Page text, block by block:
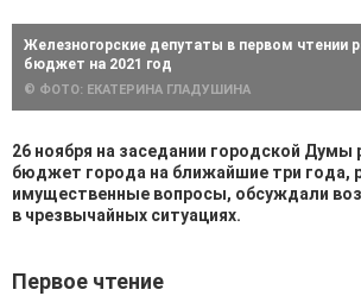
Железногорские депутаты в первом чтении
бюджет на 2021 год
© ФОТО: ЕКАТЕРИНА ГЛАДУШИНА
26 ноября на заседании городской Думы
бюджет города на ближайшие три года,
имущественные вопросы, обсуждали
в чрезвычайных ситуациях.
Первое чтение